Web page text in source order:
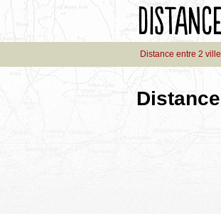
Distance entre 2